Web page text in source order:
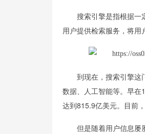
搜索引擎是指根据一
用户提供检索服务，将用
到现在，搜索引擎这
数据、人工智能等。早
达到815.9亿美元。目前
但是随着用户信息屡